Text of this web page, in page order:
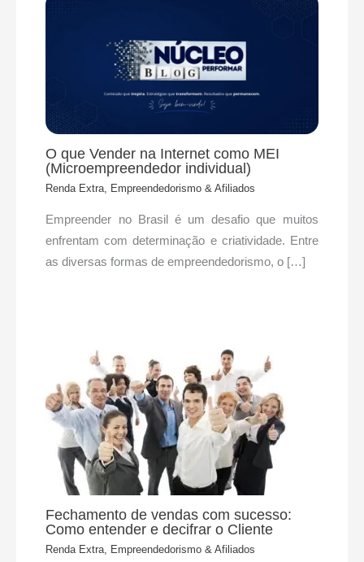
O que Vender na Internet como MEI
(Microempreendedor individual)
Renda Extra, Empreendedorismo & Afiliados
Empreender no Brasil é um desafio que muitos
enfrentam com determinação e criatividade. Entre
as diversas formas de empreendedorismo, o […]
Fechamento de vendas com sucesso:
Como entender e decifrar o Cliente
Renda Extra, Empreendedorismo & Afiliados